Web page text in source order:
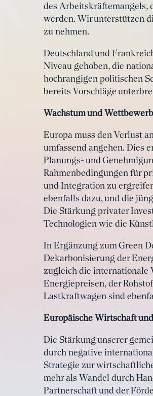
des Arbeitskräftemangels,
werden. Wir unterstützen
zu nehmen.
Deutschland und
Niveau gehoben, die
hochrangigen politischen
bereits Vorschläge
Wachstum und
Europa muss den Verlust
umfassend angehen. Dies
Planungs- und
Rahmenbedingungen für
und Integration zu
ebenfalls dazu, und die
Die Stärkung privater
Technologien wie die
In Ergänzung zum Green
Dekarbonisierung der
zugleich die internationale
Energiepreisen, der
Lastkraftwagen sind
Europäische Wirtschaft
Die Stärkung unserer
durch negative
Strategie zur
mehr als Wandel durch
Partnerschaft und der